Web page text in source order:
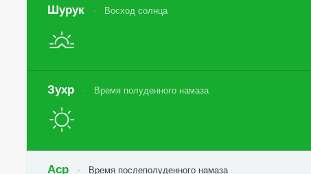
Шурук Восход солнца
Зухр Время полуденного намаза
Аср Время послеполуденного намаза